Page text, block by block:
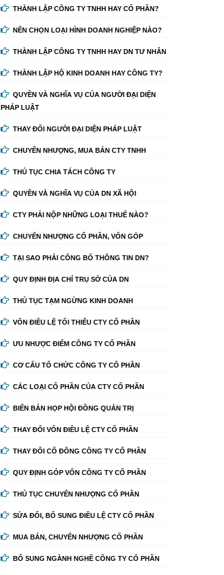
THÀNH LẬP CÔNG TY TNHH HAY CỔ PHẦN?
NÊN CHỌN LOẠI HÌNH DOANH NGHIỆP NÀO?
THÀNH LẬP CÔNG TY TNHH HAY DN TƯ NHÂN
THÀNH LẬP HỘ KINH DOANH HAY CÔNG TY?
QUYỀN VÀ NGHĨA VỤ CỦA NGƯỜI ĐẠI DIỆN
PHÁP LUẬT
THAY ĐỔI NGƯỜI ĐẠI DIỆN PHÁP LUẬT
CHUYỂN NHƯỢNG, MUA BÁN CTY TNHH
THỦ TỤC CHIA TÁCH CÔNG TY
QUYỀN VÀ NGHĨA VỤ CỦA DN XÃ HỘI
CTY PHẢI NỘP NHỮNG LOẠI THUẾ NÀO?
CHUYỂN NHƯỢNG CỔ PHẦN, VỐN GÓP
TẠI SAO PHẢI CÔNG BỐ THÔNG TIN DN?
QUY ĐỊNH ĐỊA CHỈ TRỤ SỞ CỦA DN
THỦ TỤC TẠM NGỪNG KINH DOANH
VỐN ĐIỀU LỆ TỐI THIỂU CTY CỔ PHẦN
ƯU NHƯỢC ĐIỂM CÔNG TY CỔ PHẦN
CƠ CẤU TỔ CHỨC CÔNG TY CỔ PHẦN
CÁC LOẠI CỔ PHẦN CỦA CTY CỔ PHẦN
BIỂN BẢN HỌP HỘI ĐỒNG QUẢN TRỊ
THAY ĐỔI VỐN ĐIỀU LỆ CTY CỔ PHẦN
THAY ĐỔI CỔ ĐÔNG CÔNG TY CỔ PHẦN
QUY ĐỊNH GÓP VỐN CÔNG TY CỔ PHẦN
THỦ TỤC CHUYỂN NHƯỢNG CỔ PHẦN
SỬA ĐỔI, BỔ SUNG ĐIỀU LỆ CTY CỔ PHẦN
MUA BÁN, CHUYỂN NHƯỢNG CỔ PHẦN
BỔ SUNG NGÀNH NGHỀ CÔNG TY CỔ PHẦN